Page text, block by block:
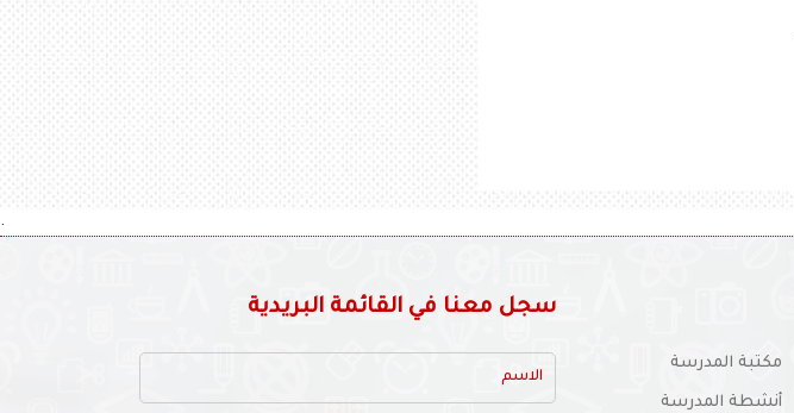
.
مكتبة المدرسة
أنشطة المدرسة
سجل معنا في القائمة البريدية